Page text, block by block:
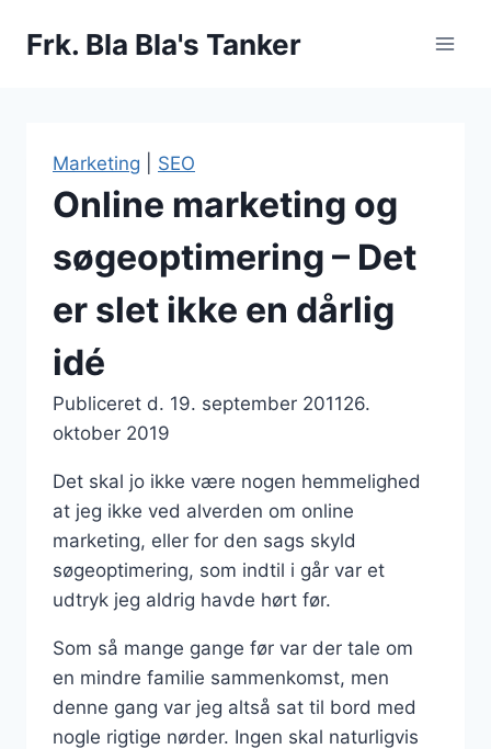
Frk. Bla Bla's Tanker
Marketing SEO
Online marketing og
søgeoptimering – Det
er slet ikke en dårlig
idé
Publiceret d. 19. september 201126.
oktober 2019
Det skal jo ikke være nogen hemmelighed
at jeg ikke ved alverden om online
marketing, eller for den sags skyld
søgeoptimering, som indtil i går var et
udtryk jeg aldrig havde hørt før.
Som så mange gange før var der tale om
en mindre familie sammenkomst, men
denne gang var jeg altså sat til bord med
nogle rigtige nørder. Ingen skal naturligvis